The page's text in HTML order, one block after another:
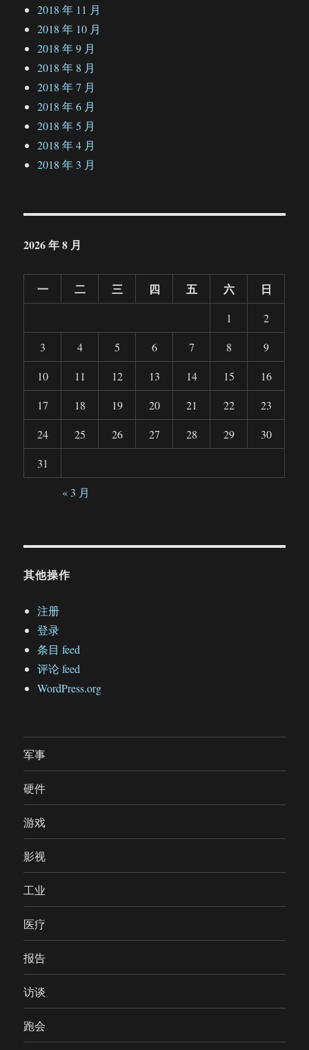
2018 年 11 月
2018 年 10 月
2018 年 9 月
2018 年 8 月
2018 年 7 月
2018 年 6 月
2018 年 5 月
2018 年 4 月
2018 年 3 月
2026 年 8 月
一 二 三 四 五 六 日
1
2
3
4 5 6 7 8
9
10
11 12 13 14 15
16
17
18 19 20 21 22
23
24
25 26 27 28 29
30
31
« 3 月
其他操作
注册
登录
条目 feed
评论 feed
WordPress.org
军事
硬件
游戏
影视
工业
医疗
报告
访谈
跑会